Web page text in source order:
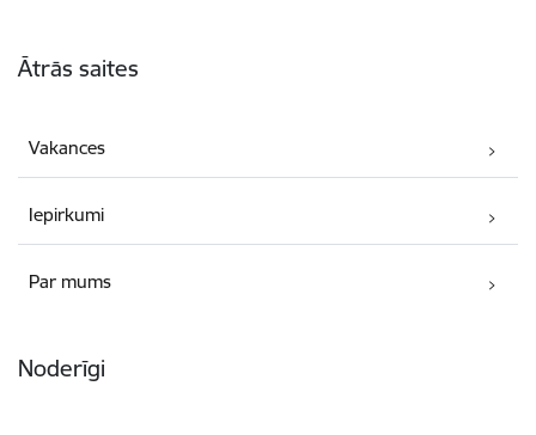
Ātrās saites
Vakances
Iepirkumi
Par mums
Noderīgi